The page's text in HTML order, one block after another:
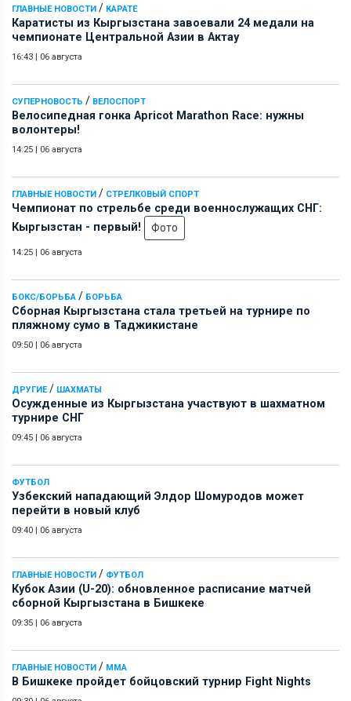
ГЛАВНЫЕ НОВОСТИ / КАРАТЕ
Каратисты из Кыргызстана завоевали 24 медали на
чемпионате Центральной Азии в Актау
16:43 | 06 августа
СУПЕРНОВОСТЬ / ВЕЛОСПОРТ
Велосипедная гонка Apricot Marathon Race: нужны
волонтеры!
14:25 | 06 августа
ГЛАВНЫЕ НОВОСТИ / СТРЕЛКОВЫЙ СПОРТ
Чемпионат по стрельбе среди военнослужащих СНГ:
Кыргызстан - первый!
Фото
14:25 | 06 августа
БОКС/БОРЬБА / БОРЬБА
Сборная Кыргызстана стала третьей на турнире по
пляжному сумо в Таджикистане
09:50 | 06 августа
ДРУГИЕ/ ШАХМАТЫ
Осужденные из Кыргызстана участвуют в шахматном
турнире СНГ
09:45 | 06 августа
ФУТБОЛ
Узбекский нападающий Элдор Шомуродов может
перейти в новый клуб
09:40 | 06 августа
ГЛАВНЫЕ НОВОСТИ / ФУТБОЛ
Кубок Азии (U-20): обновленное расписание матчей
сборной Кыргызстана в Бишкеке
09:35 | 06 августа
ГЛАВНЫЕ НОВОСТИ / ММА
В Бишкеке пройдет бойцовский турнир Fight Nights